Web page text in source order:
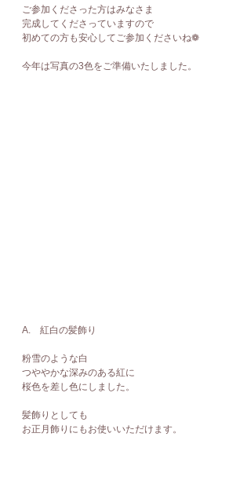
ご参加くださった方はみなさま
完成してくださっていますので
初めての方も安心してご参加くださいね❁
今年は写真の3色をご準備いたしました。
A.　紅白の髪飾り
粉雪のような白
つややかな深みのある紅に
桜色を差し色にしました。
髪飾りとしても
お正月飾りにもお使いいただけます。